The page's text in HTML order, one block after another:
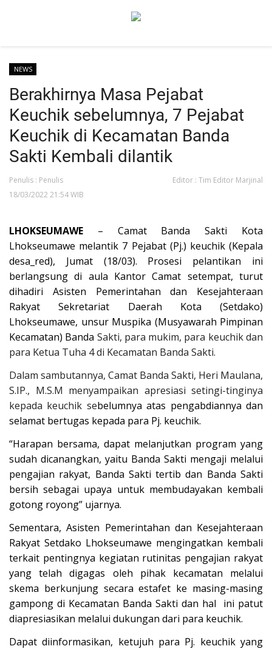
NEWS
EDUKASI
LINTAS DESA
LENSA
ADVETORIAL
OPINI
Kontak
GALERI
Ketentuan dan Layanan
Privacy Policy
Alamat Kami
Login
Daftar
NEWS
Berakhirnya Masa Pejabat
Keuchik sebelumnya, 7 Pejabat
Keuchik di Kecamatan Banda
Sakti Kembali dilantik
Penulis : Penulis
Editor : Tim Editor Marjinal
18/03/2022 21:54 WIB
LHOKSEUMAWE – Camat Banda Sakti Kota
Lhokseumawe melantik 7 Pejabat (Pj.) keuchik (Kepala
desa_red), Jumat (18/03). Prosesi pelantikan ini
berlangsung di aula Kantor Camat setempat, turut
dihadiri Asisten Pemerintahan dan Kesejahteraan
Rakyat Sekretariat Daerah Kota (Setdako)
Lhokseumawe, unsur Muspika (Musyawarah Pimpinan
Kecamatan) Banda Sakti, para mukim, para keuchik dan
para Ketua Tuha 4 di Kecamatan Banda Sakti.
Dalam sambutannya, Camat Banda Sakti, Heri Maulana,
S.IP., M.S.M menyampaikan apresiasi setingi-tinginya
kepada keuchik sebelumnya atas pengabdiannya dan
selamat bertugas kepada para Pj. keuchik.
“Harapan bersama, dapat melanjutkan program yang
sudah dicanangkan, yaitu Banda Sakti mengaji melalui
pengajian rakyat, Banda Sakti tertib dan Banda Sakti
bersih sebagai upaya untuk membudayakan kembali
gotong royong” ujarnya.
Sementara, Asisten Pemerintahan dan Kesejahteraan
Rakyat Setdako Lhokseumawe mengingatkan kembali
terkait pentingnya kegiatan rutinitas pengajian rakyat
yang telah digagas oleh pihak kecamatan melalui
skema berkunjung secara estafet ke masing-masing
gampong di Kecamatan Banda Sakti dan hal ini patut
diapresiasikan melalui dukungan dari para keuchik.
Dapat diinformasikan, ketujuh para Pj. keuchik yang